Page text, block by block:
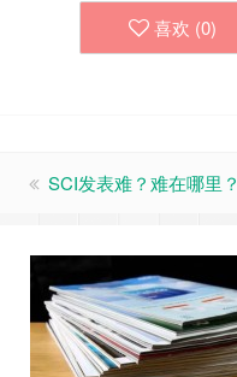
喜欢 (0)
SCI发表难？难在哪里？